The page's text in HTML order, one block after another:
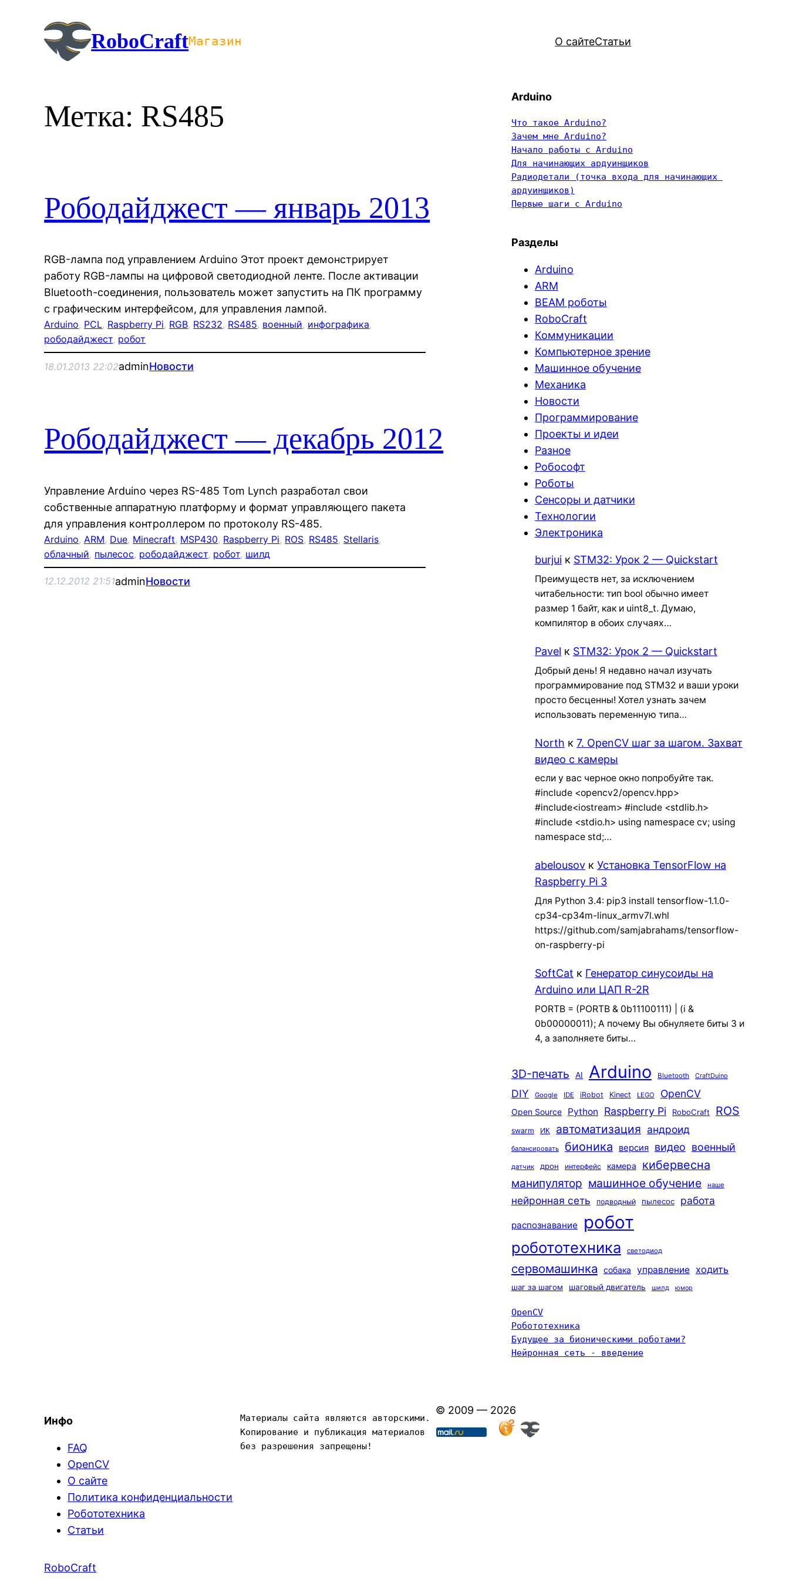
содержимому
RoboCraftМагазин О сайтеСтатьи
Метка: RS485
Рободайджест — январь 2013
RGB-лампа под управлением Arduino Этот проект демонстрирует
работу RGB-лампы на цифровой светодиодной ленте. После активации
Bluetooth-соединения, пользователь может запустить на ПК программу
с графическим интерфейсом, для управления лампой.
Arduino, PCL, Raspberry Pi, RGB, RS232, RS485, военный, инфографика
рободайджест, робот
18.01.2013 22:02adminНовости
Рободайджест — декабрь 2012
Управление Arduino через RS-485 Tom Lynch разработал свои
собственные аппаратную платформу и формат управляющего пакета
для управления контроллером по протоколу RS-485.
Arduino, ARM, Due, Minecraft, MSP430, Raspberry Pi, ROS, RS485, Stellaris
облачный, пылесос, рободайджест, робот, шилд
12.12.2012 21:51adminНовости
Arduino
Что такое Arduino?
Зачем мне Arduino?
Начало работы с Arduino
Для начинающих ардуинщиков
Радиодетали (точка входа для начинающих
ардуинщиков)
Первые шаги с Arduino
Разделы
Arduino
ARM
BEAM роботы
RoboCraft
Коммуникации
Компьютерное зрение
Машинное обучение
Механика
Новости
Программирование
Проекты и идеи
Разное
Робософт
Роботы
Сенсоры и датчики
Технологии
Электроника
burjuiк STM32: Урок 2 — Quickstart
Преимуществ нет, за исключением
читабельности: тип bool обычно имеет
размер 1 байт, как и uint8_t. Думаю,
компилятор в обоих случаях…
Pavel к STM32: Урок 2 — Quickstart
Добрый день! Я недавно начал изучать
программирование под STM32 и ваши уроки
просто бесценны! Хотел узнать зачем
использовать переменную типа…
North к 7. OpenCV шаг за шагом. Захват
видео с камеры
если у вас черное окно попробуйте так.
#include <opencv2/opencv.hpp>
#include<iostream> #include <stdlib.h>
#include <stdio.h> using namespace cv; using
namespace std;…
abelousovк Установка TensorFlow на
Raspberry Pi 3
Для Python 3.4: pip3 install tensorflow-1.1.0-
cp34-cp34m-linux_armv7l.whl
https://github.com/samjabrahams/tensorflow-
on-raspberry-pi
SoftCat к Генератор синусоиды на
Arduino или ЦАП R-2R
PORTB = (PORTB & 0b11100111) | (i &
0b00000011); А почему Вы обнуляете биты 3 и
4, а заполняете биты…
3D-печать AI Arduino Bluetooth CraftDuino
DIY Google IDE iRobot Kinect LEGO OpenCV
Open Source Python Raspberry Pi RoboCraft ROS
swarm ИК автоматизация андроид
балансировать бионика версия видео военный
датчик дрон интерфейс камера кибервесна
манипулятор машинное обучение наше
нейронная сеть подводный пылесос работа
распознавание робот
робототехника светодиод
сервомашинка собака управление ходить
шаг за шагом шаговый двигатель шилд юмор
OpenCV
Робототехника
Будущее за бионическими роботами?
Нейронная сеть - введение
Инфо
FAQ
OpenCV
О сайте
Политика конфиденциальности
Робототехника
Статьи
Материалы сайта являются авторскими.
Копирование и публикация материалов
без разрешения запрещены!
© 2009 — 2026
RoboCraft